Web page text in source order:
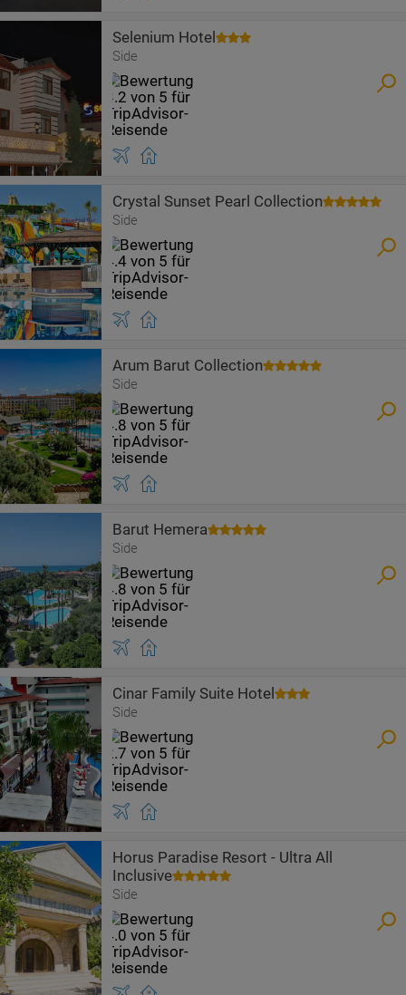
Selenium Hotel
Side
Crystal Sunset Pearl Collection
Side
Arum Barut Collection
Side
Barut Hemera
Side
Cinar Family Suite Hotel
Side
Horus Paradise Resort - Ultra All
Inclusive
Side